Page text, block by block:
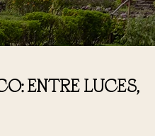
ENTRE LUCES,